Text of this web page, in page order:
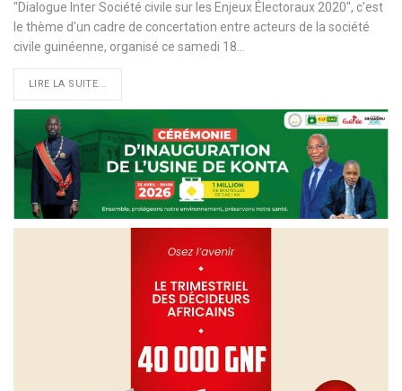
"Dialogue Inter Société civile sur les Enjeux Électoraux 2020", c'est
le thème d'un cadre de concertation entre acteurs de la société
civile guinéenne, organisé ce samedi 18
LIRE LA SUITE...